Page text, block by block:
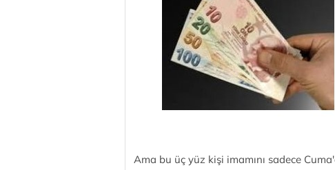
Ama bu üç yüz kişi imamını sadece